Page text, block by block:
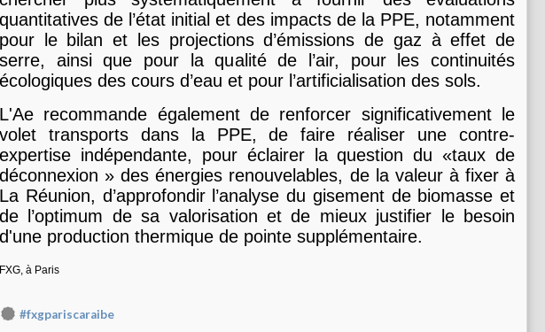
quantitatives de l’état initial et des impacts de la PPE, notamment
pour le bilan et les projections d’émissions de gaz à effet de
serre, ainsi que pour la qualité de l’air, pour les continuités
écologiques des cours d’eau et pour l’artificialisation des sols.
L'Ae recommande également de renforcer significativement le
volet transports dans la PPE, de faire réaliser une contre-
expertise indépendante, pour éclairer la question du «taux de
déconnexion » des énergies renouvelables, de la valeur à fixer à
La Réunion, d’approfondir l’analyse du gisement de biomasse et
de l’optimum de sa valorisation et de mieux justifier le besoin
d'une production thermique de pointe supplémentaire.
FXG, à Paris
#fxgpariscaraibe